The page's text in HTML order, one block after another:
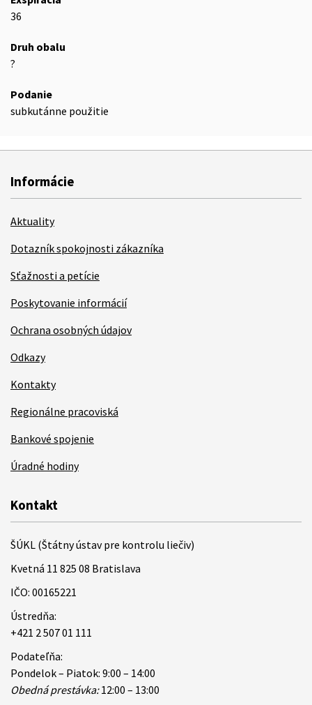
36
Druh obalu
?
Podanie
subkutánne použitie
Informácie
Aktuality
Dotazník spokojnosti zákazníka
Sťažnosti a petície
Poskytovanie informácií
Ochrana osobných údajov
Odkazy
Kontakty
Regionálne pracoviská
Bankové spojenie
Úradné hodiny
Kontakt
ŠÚKL (Štátny ústav pre kontrolu liečiv)
Kvetná 11 825 08 Bratislava
IČO: 00165221
Ústredňa:
+421 2 507 01 111
Podateľňa:
Pondelok – Piatok: 9:00 – 14:00
Obedná prestávka:12:00 – 13:00